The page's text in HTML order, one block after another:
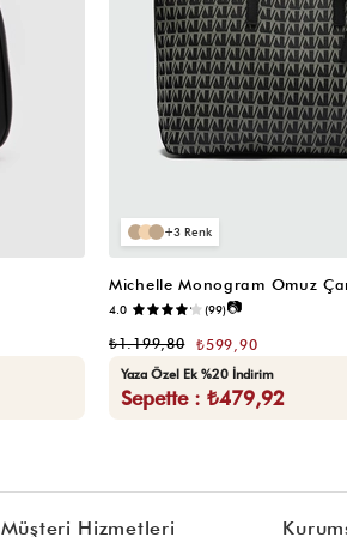
3
Michelle Monogram Omuz
4.0 (99)📷
₺599,90
₺1.199,80
Yaza Özel Ek %20 İndirim
Sepette : ₺479,92
Müşteri Hizmetleri